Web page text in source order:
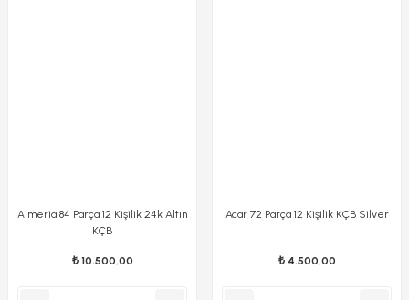
Almeria 84 Parça 12 Kişilik 24k Altın
KÇB
₺ 10.500,00
Acar 72 Parça 12 Kişilik KÇB Silver
₺ 4.500,00